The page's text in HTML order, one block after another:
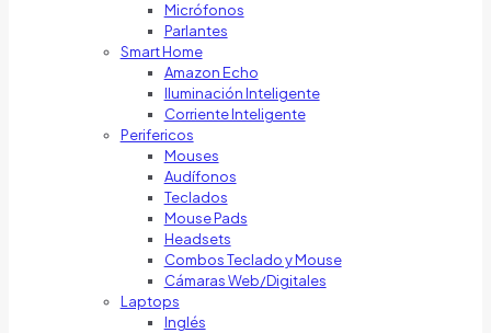
Micrófonos
Parlantes
Smart Home
Amazon Echo
Iluminación Inteligente
Corriente Inteligente
Perifericos
Mouses
Audífonos
Teclados
Mouse Pads
Headsets
Combos Teclado y Mouse
Cámaras Web/Digitales
Laptops
Inglés